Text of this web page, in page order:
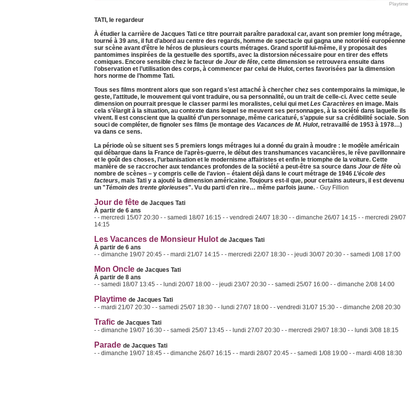
Playtime
TATI, le regardeur
À étudier la carrière de Jacques Tati ce titre pourrait paraître paradoxal car, avant son premier long métrage,
tourné à 39 ans, il fut d’abord au centre des regards, homme de spectacle qui gagna une notoriété européenne
sur scène avant d’être le héros de plusieurs courts métrages. Grand sportif lui-même, il y proposait des
pantomimes inspirées de la gestuelle des sportifs, avec la distorsion nécessaire pour en tirer des effets
comiques. Encore sensible chez le facteur de Jour de fête, cette dimension se retrouvera ensuite dans
l’observation et l’utilisation des corps, à commencer par celui de Hulot, certes favorisées par la dimension
hors norme de l’homme Tati.
Tous ses films montrent alors que son regard s’est attaché à chercher chez ses contemporains la mimique, le
geste, l’attitude, le mouvement qui vont traduire, ou sa personnalité, ou un trait de celle-ci. Avec cette seule
dimension on pourrait presque le classer parmi les moralistes, celui qui met Les Caractères en image. Mais
cela s’élargit à la situation, au contexte dans lequel se meuvent ses personnages, à la société dans laquelle ils
vivent. Il est conscient que la qualité d’un personnage, même caricaturé, s’appuie sur sa crédibilité sociale. Son
souci de compléter, de fignoler ses films (le montage des Vacances de M. Hulot, retravaillé de 1953 à 1978…)
va dans ce sens.
La période où se situent ses 5 premiers longs métrages lui a donné du grain à moudre : le modèle américain
qui débarque dans la France de l’après-guerre, le début des transhumances vacancières, le rêve pavillonnaire
et le goût des choses, l’urbanisation et le modernisme affairistes et enfin le triomphe de la voiture. Cette
manière de se raccrocher aux tendances profondes de la société a peut-être sa source dans Jour de fête où
nombre de scènes – y compris celle de l’avion – étaient déjà dans le court métrage de 1946 L’école des
facteurs, mais Tati y a ajouté la dimension américaine. Toujours est-il que, pour certains auteurs, il est devenu
un "Témoin des trente glorieuses". Vu du parti d’en rire… même parfois jaune. - Guy Fillion
Jour de fête de Jacques Tati
À partir de 6 ans
- - mercredi 15/07 20:30 - - samedi 18/07 16:15 - - vendredi 24/07 18:30 - - dimanche 26/07 14:15 - - mercredi 29/07
14:15
Les Vacances de Monsieur Hulot de Jacques Tati
À partir de 6 ans
- - dimanche 19/07 20:45 - - mardi 21/07 14:15 - - mercredi 22/07 18:30 - - jeudi 30/07 20:30 - - samedi 1/08 17:00
Mon Oncle de Jacques Tati
À partir de 8 ans
- - samedi 18/07 13:45 - - lundi 20/07 18:00 - - jeudi 23/07 20:30 - - samedi 25/07 16:00 - - dimanche 2/08 14:00
Playtime de Jacques Tati
- - mardi 21/07 20:30 - - samedi 25/07 18:30 - - lundi 27/07 18:00 - - vendredi 31/07 15:30 - - dimanche 2/08 20:30
Trafic de Jacques Tati
- - dimanche 19/07 16:30 - - samedi 25/07 13:45 - - lundi 27/07 20:30 - - mercredi 29/07 18:30 - - lundi 3/08 18:15
Parade de Jacques Tati
- - dimanche 19/07 18:45 - - dimanche 26/07 16:15 - - mardi 28/07 20:45 - - samedi 1/08 19:00 - - mardi 4/08 18:30